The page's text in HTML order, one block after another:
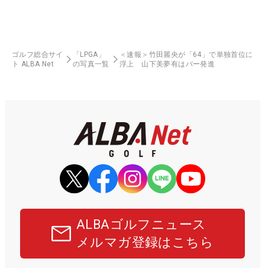
ゴルフ総合サイ
ト ALBA Net
「LPGA」
の写真一覧
＜速報＞竹田麗央が「64」で単独首位に
浮上 山下美夢有はパー発進
ALBAゴルフニュース
メルマガ登録はこちら